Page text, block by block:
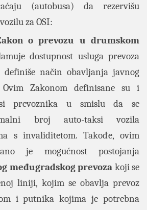
(autobusa) da rezervišu
za OSI:
o prevozu u drumskom
dostupnost usluga prevoza
definiše način obavljanja javnog
Zakonom definisane su i
prevoznika u smislu da se
broj auto-taksi vozila
s invaliditetom. Takođe, ovim
je mogućnost postojanja
međugradskog prevoza koji se
liniji, kojim se obavlja prevoz
i putnika kojima je potrebna